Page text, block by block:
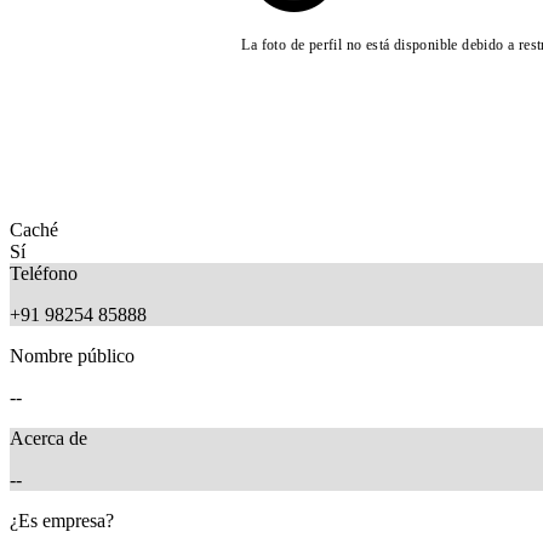
La foto de perfil no está disponible debido a
Caché
Sí
Teléfono
+91 98254 85888
Nombre público
--
Acerca de
--
¿Es empresa?